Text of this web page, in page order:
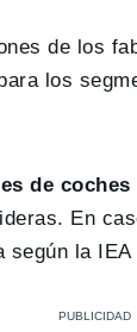
de los
los
de
En
la